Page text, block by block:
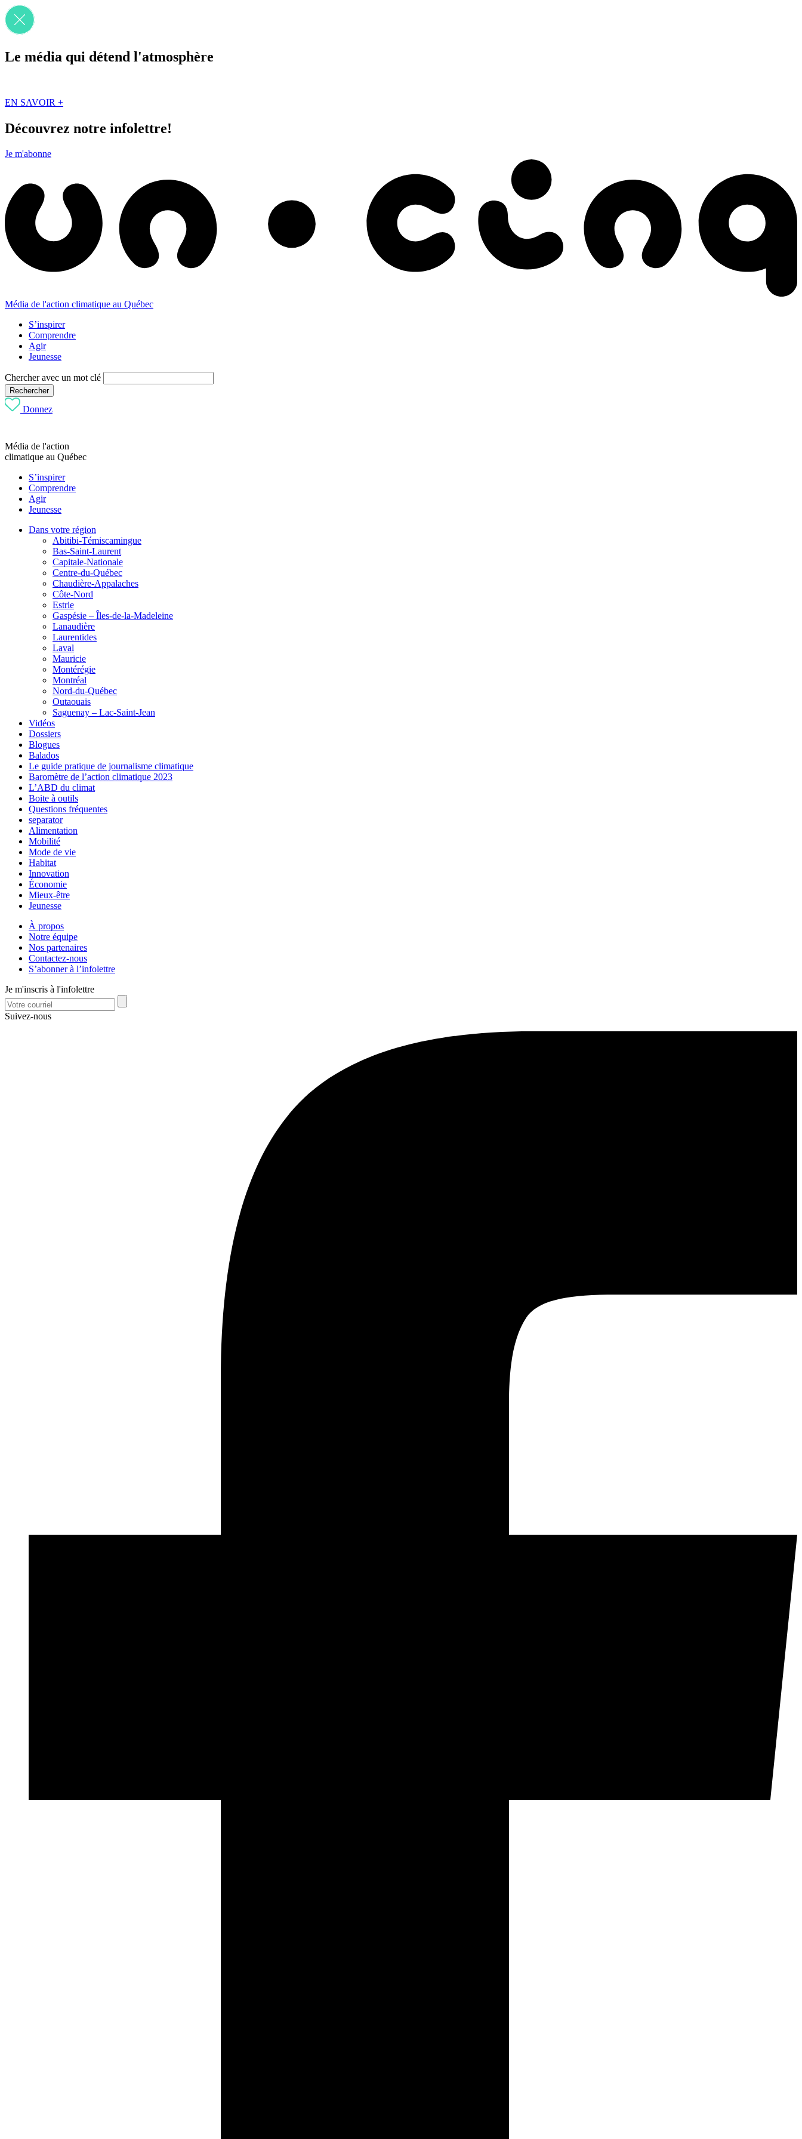
Le média qui détend l'atmosphère
EN SAVOIR +
Découvrez notre infolettre!
Je m'abonne
Média de l'action climatique au Québec
S’inspirer
Comprendre
Agir
Jeunesse
Chercher avec un mot clé
Rechercher
Donnez
Média de l'action
climatique au Québec
S’inspirer
Comprendre
Agir
Jeunesse
Dans votre région
Abitibi-Témiscamingue
Bas-Saint-Laurent
Capitale-Nationale
Centre-du-Québec
Chaudière-Appalaches
Côte-Nord
Estrie
Gaspésie – Îles-de-la-Madeleine
Lanaudière
Laurentides
Laval
Mauricie
Montérégie
Montréal
Nord-du-Québec
Outaouais
Saguenay – Lac-Saint-Jean
Vidéos
Dossiers
Blogues
Balados
Le guide pratique de journalisme climatique
Baromètre de l’action climatique 2023
L’ABD du climat
Boite à outils
Questions fréquentes
separator
Alimentation
Mobilité
Mode de vie
Habitat
Innovation
Économie
Mieux-être
Jeunesse
À propos
Notre équipe
Nos partenaires
Contactez-nous
S’abonner à l’infolettre
Je m'inscris à l'infolettre
Suivez-nous